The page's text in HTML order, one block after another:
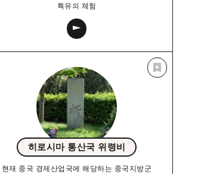
특유의 체험
히로시마 통산국 위령비
현재 중국 경제산업국에 해당하는 중국지방군